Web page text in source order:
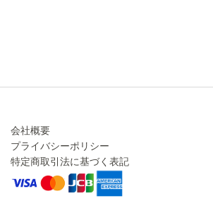
会社概要
プライバシーポリシー
特定商取引法に基づく表記